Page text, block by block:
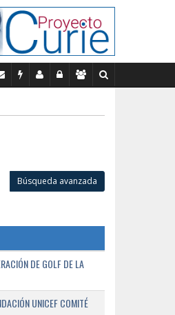
Búsqueda avanzada
DE GOLF DE LA
UNICEF COMITÉ